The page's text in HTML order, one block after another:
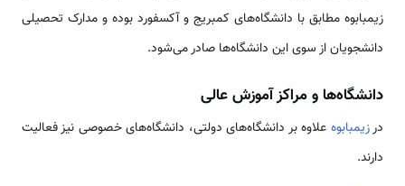
زیمبابوه مطابق با دانشگاه‌های کمبریج و آکسفورد بوده و مدارک تحصیلی
دانشجویان از سوی این دانشگاه‌ها صادر می‌شود.
دانشگاه‌ها و مراکز آموزش عالی
درزیمبابوه علاوه بر دانشگاه‌های دولتی، دانشگاه‌های خصوصی نیز فعالیت
دارند.